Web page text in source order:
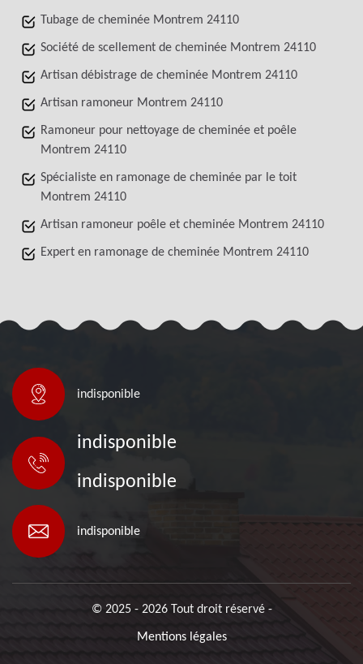
Tubage de cheminée Montrem 24110
Société de scellement de cheminée Montrem 24110
Artisan débistrage de cheminée Montrem 24110
Artisan ramoneur Montrem 24110
Ramoneur pour nettoyage de cheminée et poêle
Montrem 24110
Spécialiste en ramonage de cheminée par le toit
Montrem 24110
Artisan ramoneur poêle et cheminée Montrem 24110
Expert en ramonage de cheminée Montrem 24110
indisponible
indisponible
indisponible
indisponible
© 2025 - 2026 Tout droit réservé -
Mentions légales